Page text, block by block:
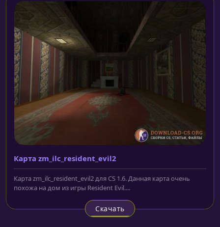
Карта zm_ilc_resident_evil2
Карта zm_ilc_resident_evil2 для CS 1.6. Данная карта очень
похожа на дом из игры Resident Evil....
Скачать